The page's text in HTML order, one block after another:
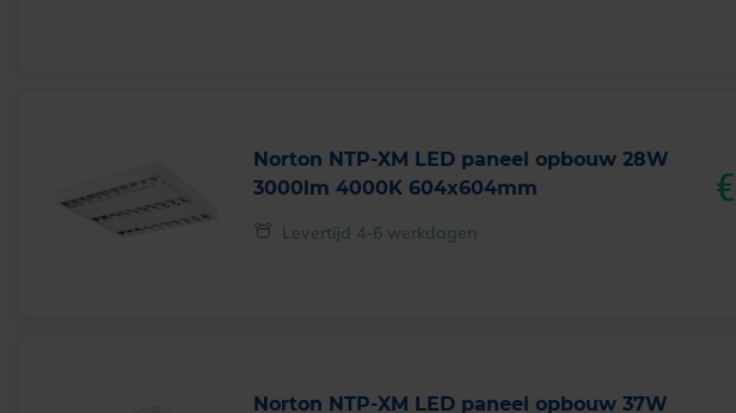
Norton NTP-XM LED paneel opbouw 28W
3000lm 4000K 604x604mm
Levertijd 4-6 werkdagen
€
Norton NTP-XM LED paneel opbouw 37W